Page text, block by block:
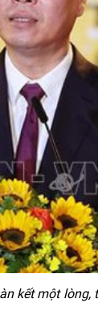
kết một